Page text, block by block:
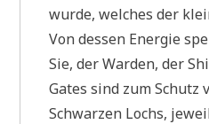
wurde, welches der
Von dessen Energie
Sie, der Warden, der
Gates sind zum Schutz
Schwarzen Lochs,